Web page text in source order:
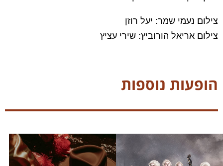
צילום נעמי שמר: יעל רוזן
צילום אריאל הורוביץ: שירי עציץ
הופעות נוספות